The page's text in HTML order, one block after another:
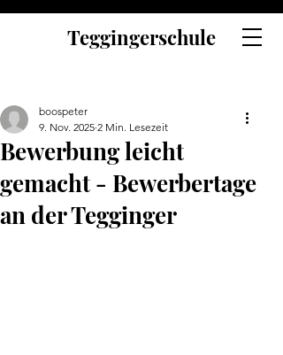
Teggingerschule
Bewerbung leicht
gemacht - Bewerbertage
an der Tegginger
boospeter
9. Nov. 2025 2 Min. Lesezeit